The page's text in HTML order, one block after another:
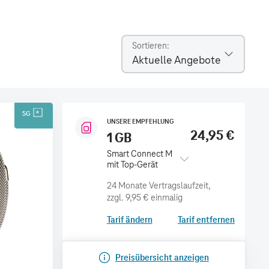
Sortieren
Aktuelle Angebote
5G
UNSERE EMPFEHLUNG
1 GB
Smart Connect M
mit Top-Gerät
24,95 €
zzgl. 9,95 € einmalig
Tarif ändern Tarif entfernen
Preisübersicht anzeigen